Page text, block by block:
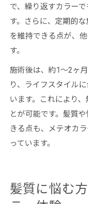
で、繰り返すカラー
す。さらに、定期的
を維持できる点が、
す。
施術後は、約1〜2ヶ
り、ライフスタイル
います。これにより
とが可能です。髪質
きる点も、メテオカ
っています。
髪質に悩む